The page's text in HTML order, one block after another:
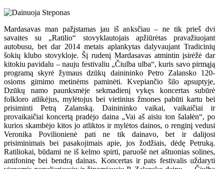
Mardasavas man pažįstamas jau iš anksčiau – ne tik prieš dvi
savaites su „Ratilio“ stovyklautojais apžiūrėtas pravažiuojant
autobusu, bet dar 2014 metais aplankytas dalyvaujant Tradicinių
šokių klubo stovykloje. Šį rudenį Mardasavas atmintin įsirėžė dar
kitokiu pavidalu – nauju festivaliu „Čiulba ulba“, kuris savo pirmąją
programą skyrė žymaus dzūkų dainininko Petro Zalansko 120-
osioms gimimo metinėms paminėti. Kvepiančio šilo apsuptyje,
Dzūkų namo paunksmėje sekmadienį vykęs koncertas subūrė
folkloro atlikėjus, mylėtojus bei vietinius žmones pabūti kartu bei
prisiminti Petrą Zalanską. Dainininko vaikai, vaikaičiai ir
provaikaičiai koncertą pradėjo daina „Vai aš aisiu ton šalałėn“, po
kurios skambėjo kitos jo atliktos ir mylėtos dainos, o renginį vedusi
Veronika Povilionienė pati ne tik dainavo, bet ir dalijosi
prisiminimais bei pasakojimais apie, jos žodžiais, dėdę Petruką.
Ratiliokai, būdami ne iš kelmo spirti, paruošė net aštuonias solines,
antifoninę bei bendrą dainas. Koncertas ir pats festivalis uždaryti